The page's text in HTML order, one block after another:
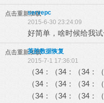
点击重新加载
servepc
2015-6-30 23:24:09
好简单，啥时候给我试
点击重新加载英胜数据恢复
2015-7-1 17:36:01
（34：（34：（34：
（34：（34：（34：
（34：（34：（34：